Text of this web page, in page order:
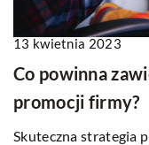
13 kwietnia 2023
Co powinna
promocji firmy?
Skuteczna strategia